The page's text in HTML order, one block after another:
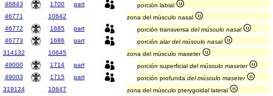
46843
1700 part
porción labial
46771
10642
zona del músculo nasal
46772
1685 part porción transversa del músculo nasal
46773
1686 part porción alardel músculo nasal
314132
10645
zona del músculo maseter
49000
1714 part porción superficial del músculo maseter
49003
1715 part porción profunda del músculo maseter
319124
10647
zona del músculo pterygoidal lateral